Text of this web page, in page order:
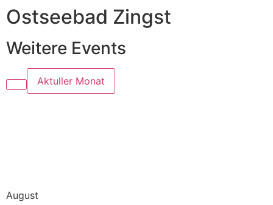
Ostseebad Zingst
Weitere Events
Aktuller Monat
August